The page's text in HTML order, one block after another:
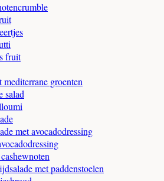
fruit
groenten
salad
met avocadodressing
met paddenstoelen